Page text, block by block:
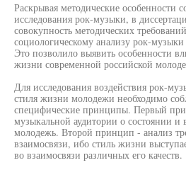
Раскрывая методические особенности
исследования рок-музыки, в
совокупность методических
социологическому анализу рок-
Это позволило выявить особенности
жизни современной российской
Для исследования воздействия рок-
стиля жизни молодежи необходимо
специфические принципы. Первый
музыкальной аудитории о состоянии
молодежь. Второй принцип - анализ
взаимосвязи, ибо стиль жизни
во взаимосвязи различных его качеств.